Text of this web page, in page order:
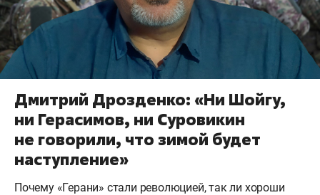
Дмитрий Дрозденко: «Ни Шойгу,
ни Герасимов, ни Суровикин
не говорили, что зимой будет
наступление»
Почему «Герани» стали революцией, так ли хороши